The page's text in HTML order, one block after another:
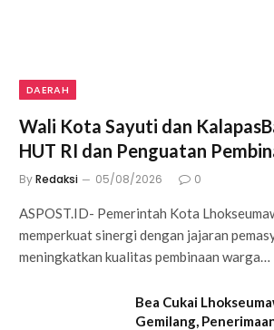
DAERAH
Wali Kota Sayuti dan
HUT RI dan Penguatan
ByRedaksi 05/08/2026 0
ASPOST.ID- Pemerintah Kota
memperkuat sinergi dengan jajaran
meningkatkan kualitas pembinaan warga…
Bea Cukai
Gemilang,